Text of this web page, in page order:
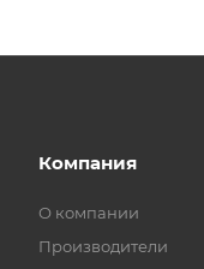
Компания
О компании
Производители